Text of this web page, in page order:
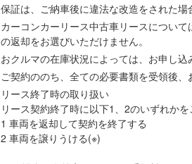
保証は、ご納車後に違法な改造をされた場
カーコンカーリース中古車リースについ
の返却をお選びいただけません。
おクルマの在庫状況によっては、お申し込
ご契約ののち、全ての必要書類を受領後
リース終了時の取り扱い
リース契約終了時に以下1、2のいずれかを
1 車両を返却して契約を終了する
2 車両を譲りうける(※)